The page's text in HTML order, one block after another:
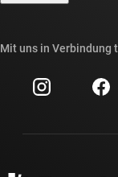
Veranstaltungen
TI E2E™-Design-
Querverweis-
Häufig gestellte
Mit uns in Verbindung